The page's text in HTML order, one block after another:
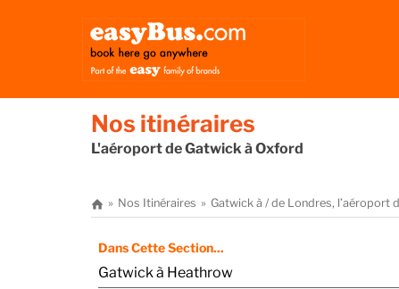
Nos itinéraires
L'aéroport de Gatwick à Oxford
Nos Itinéraires Gatwick à / de Londres, l’aéroport
Dans Cette Section...
Gatwick à Heathrow